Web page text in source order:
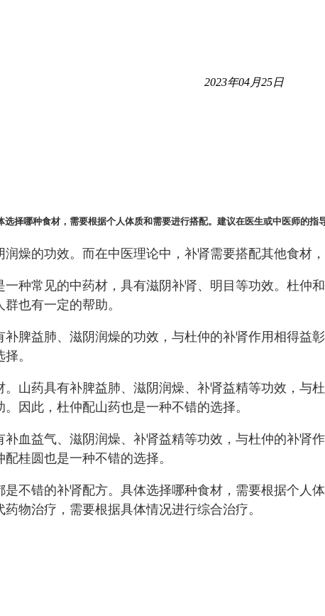
2023年04月25日
选择哪种食材，需要根据个人体质和需要进行搭配。建议在医生或中医师的指
润燥的功效。而在中医理论中，补肾需要搭配其他食材
种常见的中药材，具有滋阴补肾、明目等功效。杜仲
也有一定的帮助。
脾益肺、滋阴润燥的功效，与杜仲的补肾作用相得益
。
山药具有补脾益肺、滋阴润燥、补肾益精等功效，与
因此，杜仲配山药也是一种不错的选择。
血益气、滋阴润燥、补肾益精等功效，与杜仲的补肾
桂圆也是一种不错的选择。
不错的补肾配方。具体选择哪种食材，需要根据个人
物治疗，需要根据具体情况进行综合治疗。